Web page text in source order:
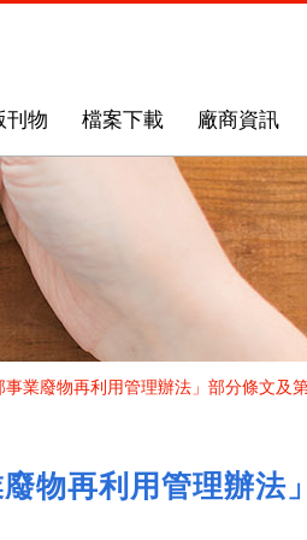
刊物 檔案下載 廠商資訊
業廢物再利用管理辦法」部分條文及
物再利用管理辦法